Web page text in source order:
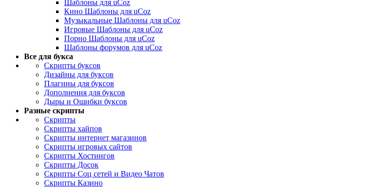
Шаблоны для uCoz
Кино Шаблоны для uCoz
Музыкальные Шаблоны для uCoz
Игровые Шаблоны для uCoz
Порно Шаблоны для uCoz
Шаблоны форумов для uCoz
Все для букса
Скрипты буксов
Дизайны для буксов
Плагины для буксов
Дополнения для буксов
Дыры и Ошибки буксов
Разные скрипты
Скрипты
Скрипты хайпов
Скрипты интернет магазинов
Скрипты игровых сайтов
Скрипты Хостингов
Скрипты Досок
Скрипты Соц сетей и Видео Чатов
Скрипты Казино